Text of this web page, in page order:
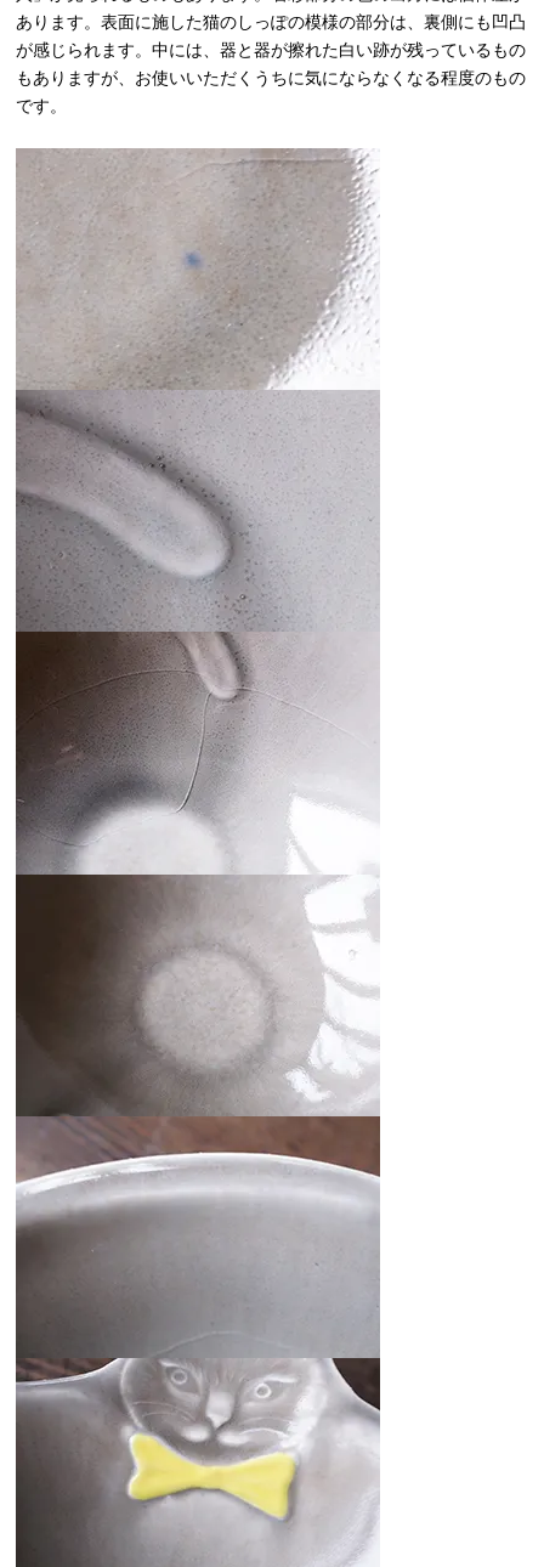
あります。表面に施した猫のしっぽの模様の部分は、裏側にも凹凸
が感じられます。中には、器と器が擦れた白い跡が残っているもの
もありますが、お使いいただくうちに気にならなくなる程度のもの
です。